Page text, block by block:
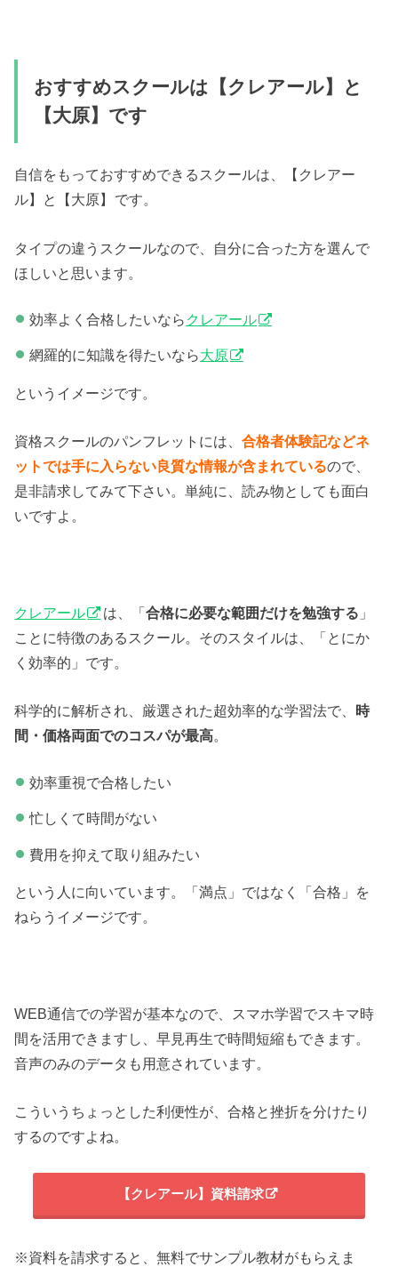
おすすめスクールは【クレアール】と
【大原】です
自信をもっておすすめできるスクールは、【クレアー
ル】と【大原】 です。
タイプの違うスクールなので、自分に合った方を選んで
ほしいと思います。
効率よく合格したいなら クレアール
網羅的に知識を得たいなら大原
というイメージです。
資格スクールのパンフレットには、合格者体験記などネ
ットでは手に入らない良質な情報が含まれているので、
是非請求してみて下さい。単純に、読み物としても面白
いですよ。
クレアール は、「合格に必要な範囲だけを勉強する 」
ことに特徴のあるスクール。そのスタイルは、「とにか
く効率的」です。
科学的に解析され、厳選された超効率的な学習法で、 時
間・価格両面でのコスパが最高。
効率重視で合格したい
忙しくて時間がない
費用を抑えて取り組みたい
という人に向いています。「満点」ではなく「合格」を
ねらうイメージです。
WEB通信での学習が基本なので、スマホ学習でスキマ時
間を活用できますし、早見再生で時間短縮もできます。
音声のみのデータも用意されています。
こういうちょっとした利便性が、合格と挫折を分けたり
するのですよね。
【クレアール】資料請求
※資料を請求すると、無料でサンプル教材がもらえま